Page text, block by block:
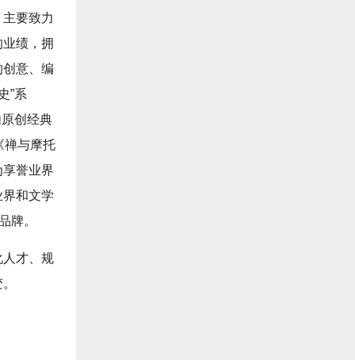
要致力
绩，拥
意、编
”系
原创经典
禅与摩托
誉业界
和文学
牌。
人才、规